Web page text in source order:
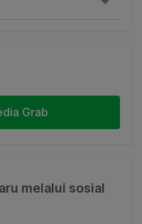
Grab
melalui sosial